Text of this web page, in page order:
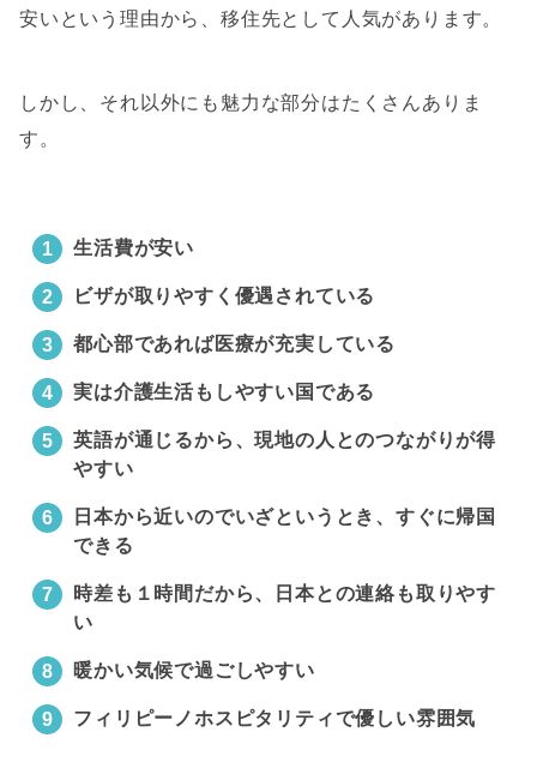
安いという理由から、移住先として人気があります。
しかし、それ以外にも魅力な部分はたくさんありま
す。
生活費が安い
ビザが取りやすく優遇されている
都心部であれば医療が充実している
実は介護生活もしやすい国である
英語が通じるから、現地の人とのつながりが得
やすい
日本から近いのでいざというとき、すぐに帰国
できる
時差も１時間だから、日本との連絡も取りやす
い
暖かい気候で過ごしやすい
フィリピーノホスピタリティで優しい雰囲気